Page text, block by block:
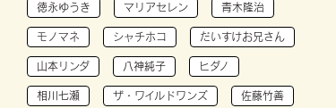
徳永ゆうき マリアセレン 青木隆治
モノマネ シャチホコ だいすけお兄さん
山本リンダ 八神純子 ヒダノ
相川七瀬 ザ・ワイルドワンズ 佐藤竹善